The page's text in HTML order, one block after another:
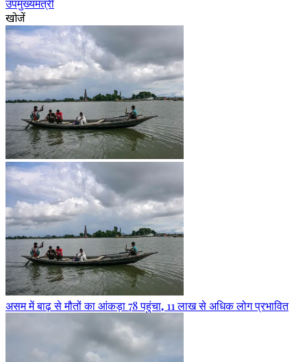
उपमुख्यमंत्री
खोजें
असम में बाढ़ से मौतों का आंकड़ा 78 पहुंचा, 11 लाख से अधिक लोग प्रभावित